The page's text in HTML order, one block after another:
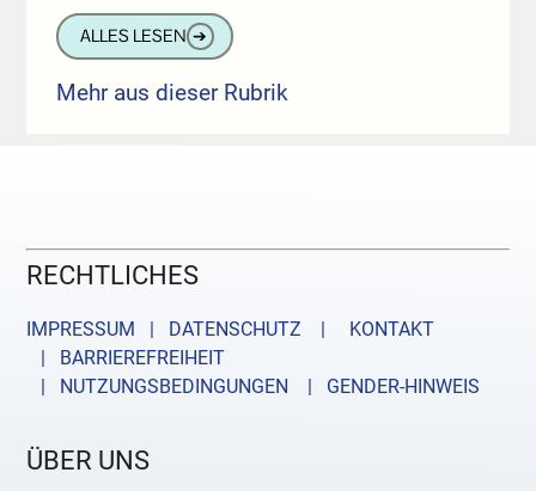
ALLES LESEN ➔
Mehr aus dieser Rubrik
RECHTLICHES
IMPRESSUM | DATENSCHUTZ |
KONTAKT
| BARRIEREFREIHEIT
| NUTZUNGSBEDINGUNGEN
| GENDER-HINWEIS
ÜBER UNS